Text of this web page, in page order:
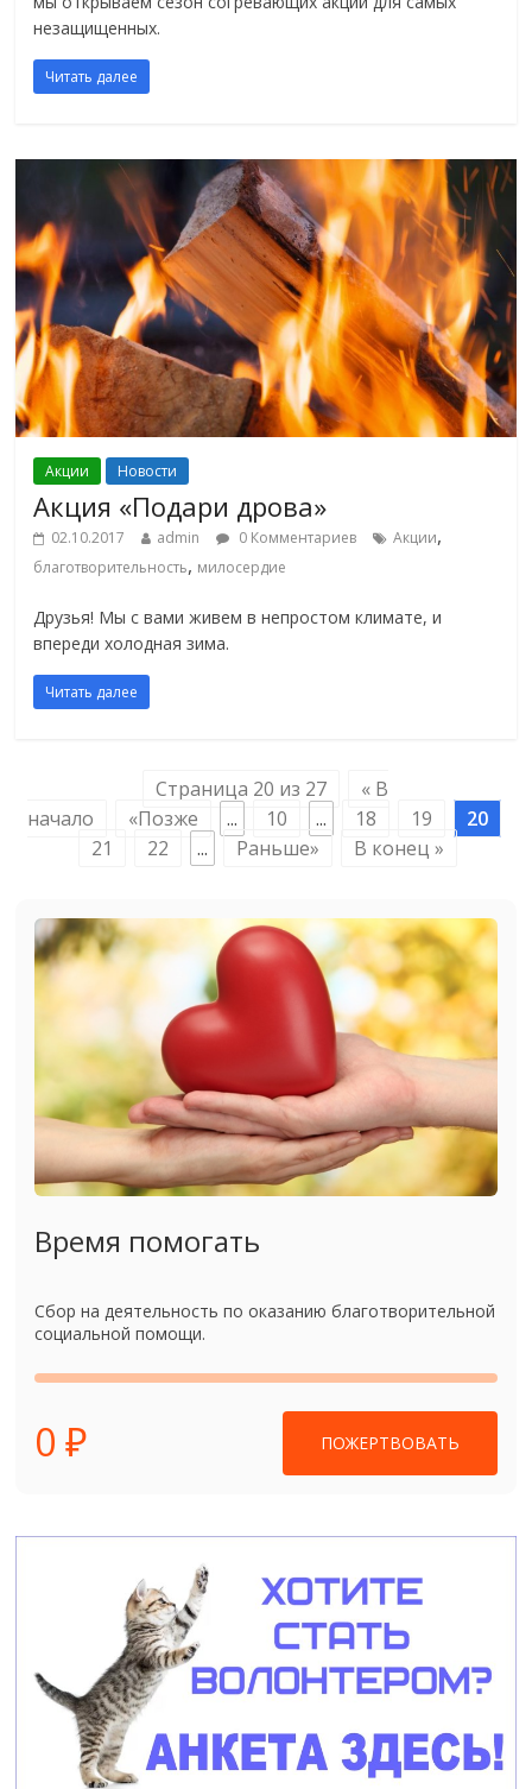
незащищенных.
Читать далее
Акции Новости
Акция «Подари дрова»
02.10.2017 admin 0 Комментариев Акции,
благотворительность, милосердие
Друзья! Мы с вами живем в непростом климате, и
впереди холодная зима.
Читать далее
Страница 20 из 27
« В
начало
«Позже ... 10 ... 18 19
20
21
22 ... Раньше» В конец »
Время помогать
Сбор на деятельность по оказанию благотворительной
социальной помощи.
0 ₽ ПОЖЕРТВОВАТЬ